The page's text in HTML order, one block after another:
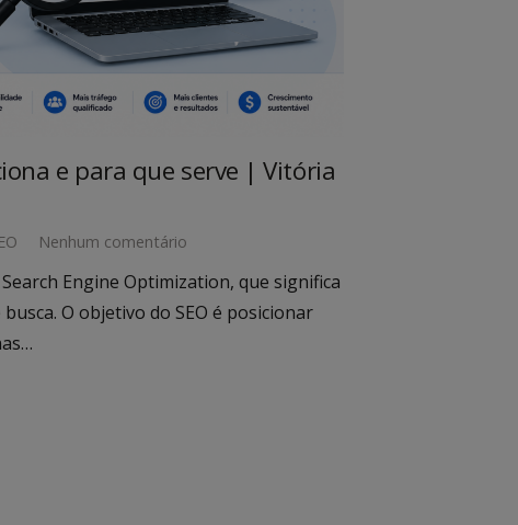
e para que serve | Vitória
Nenhum comentário
Search Engine Optimization, que significa
O objetivo do SEO é posicionar